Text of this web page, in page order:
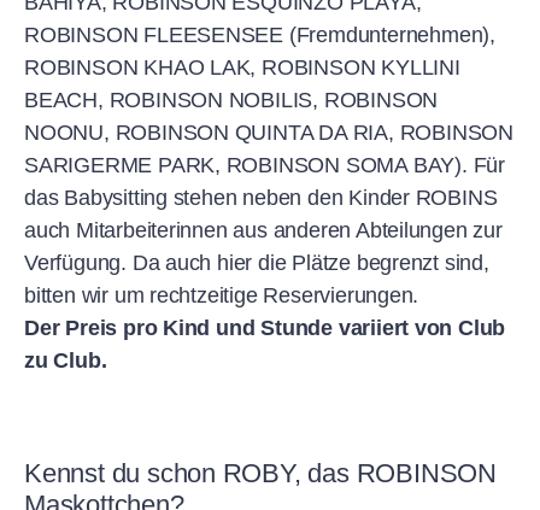
ROBINSON FLEESENSEE (Fremdunternehmen),
ROBINSON KHAO LAK, ROBINSON KYLLINI
BEACH, ROBINSON NOBILIS, ROBINSON
NOONU, ROBINSON QUINTA DA RIA, ROBINSON
SARIGERME PARK, ROBINSON SOMA BAY). Für
das Babysitting stehen neben den Kinder ROBINS
auch Mitarbeiterinnen aus anderen Abteilungen zur
Verfügung. Da auch hier die Plätze begrenzt sind,
bitten wir um rechtzeitige Reservierungen.
Der Preis pro Kind und Stunde variiert von Club
zu Club.
Kennst du schon ROBY, das ROBINSON